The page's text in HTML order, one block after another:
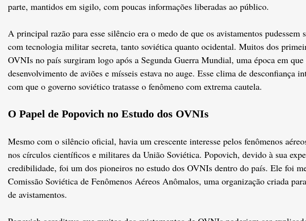
parte, mantidos em sigilo, com poucas informações liberadas ao público.
A principal razão para esse silêncio era o medo de que os avistamentos pudessem
com tecnologia militar secreta, tanto soviética quanto ocidental. Muitos dos
OVNIs no país surgiram logo após a Segunda Guerra Mundial, uma época em que
desenvolvimento de aviões e mísseis estava no auge. Esse clima de desconfiança
com que o governo soviético tratasse o fenômeno com extrema cautela.
O Papel de Popovich no Estudo dos OVNIs
Mesmo com o silêncio oficial, havia um crescente interesse pelos fenômenos
nos círculos científicos e militares da União Soviética. Popovich, devido à sua
credibilidade, foi um dos pioneiros no estudo dos OVNIs dentro do país. Ele foi
Comissão Soviética de Fenômenos Aéreos Anômalos, uma organização criada
de avistamentos.